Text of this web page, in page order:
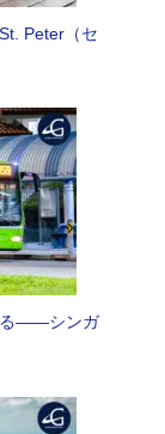
Peter（セ
る――シンガ